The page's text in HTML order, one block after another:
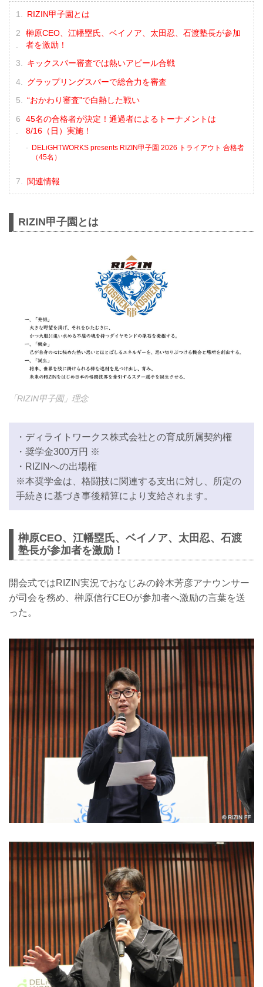
RIZIN甲子園とは
榊原CEO、江幡塁氏、ベイノア、太田忍、石渡塾長が参加
者を激励！
キックスパー審査では熱いアピール合戦
グラップリングスパーで総合力を審査
“おかわり審査”で白熱した戦い
45名の合格者が決定！通過者によるトーナメントは
8/16（日）実施！
DELiGHTWORKS presents RIZIN甲子園 2026 トライアウト 合格者
（45名）
関連情報
RIZIN甲子園とは
「RIZIN甲子園」理念
・ディライトワークス株式会社との育成所属契約権
・奨学金300万円 ※
・RIZINへの出場権
※本奨学金は、格闘技に関連する支出に対し、所定の
手続きに基づき事後精算により支給されます。
榊原CEO、江幡塁氏、ベイノア、太田忍、石渡
塾長が参加者を激励！
開会式ではRIZIN実況でおなじみの鈴木芳彦アナウンサー
が司会を務め、榊原信行CEOが参加者へ激励の言葉を送
った。